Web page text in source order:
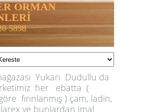
ORMAN
5898
Yukarı Dudullu da
her ebatta (
fırınlanmış ) çam, ladin,
ve bunlardan imal